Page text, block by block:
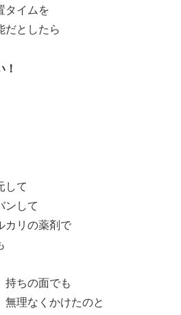
タイムを
だとしたら
して
ンして
リの薬剤で
ちの面でも
理なくかけたのと